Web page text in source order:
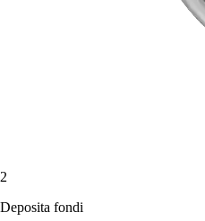
2
Deposita fondi